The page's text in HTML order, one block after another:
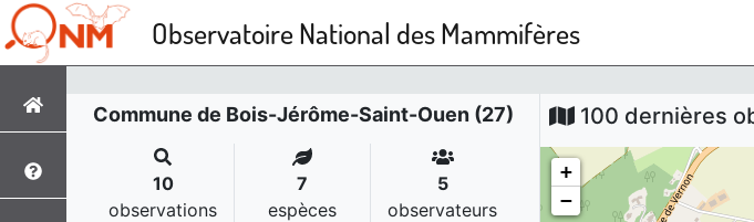
Observatoire National des Mammifères
Commune de Bois-Jérôme-Saint-Ouen (27)
10
observations
7
espèces
5
observateurs
100 dernières
+
−